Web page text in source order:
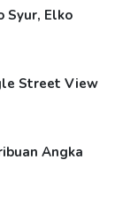
Syur, Elko
Street View
Angka